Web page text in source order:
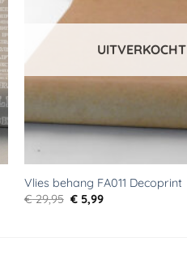
UITVERKOCHT
Vlies behang FA011 Decoprint
€29,95 Oorspronkelijke
€ 5,99Huidige